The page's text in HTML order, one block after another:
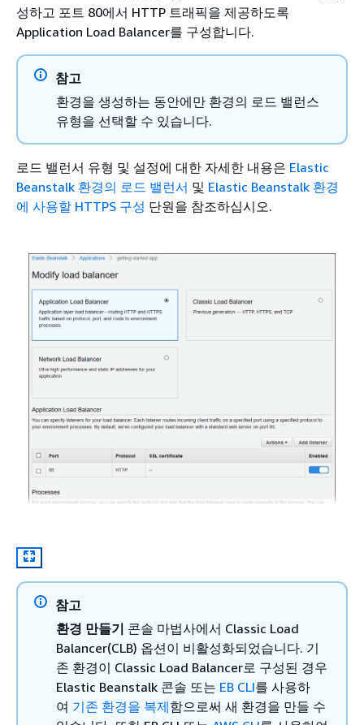
성하고 포트 80에서 HTTP 트래픽을 제공하도록
Application Load Balancer를 구성합니다.
참고
환경을 생성하는 동안에만 환경의 로드 밸런스
유형을 선택할 수 있습니다.
로드 밸런서 유형 및 설정에 대한 자세한 내용은 Elastic
Beanstalk 환경의 로드 밸런서 및 Elastic Beanstalk 환경
에 사용할 HTTPS 구성 단원을 참조하십시오.
참고
환경 만들기 콘솔 마법사에서 Classic Load
Balancer(CLB) 옵션이 비활성화되었습니다. 기
존 환경이 Classic Load Balancer로 구성된 경우
Elastic Beanstalk 콘솔 또는 EB CLI를 사용하
여 기존 환경을 복제함으로써 새 환경을 만들 수